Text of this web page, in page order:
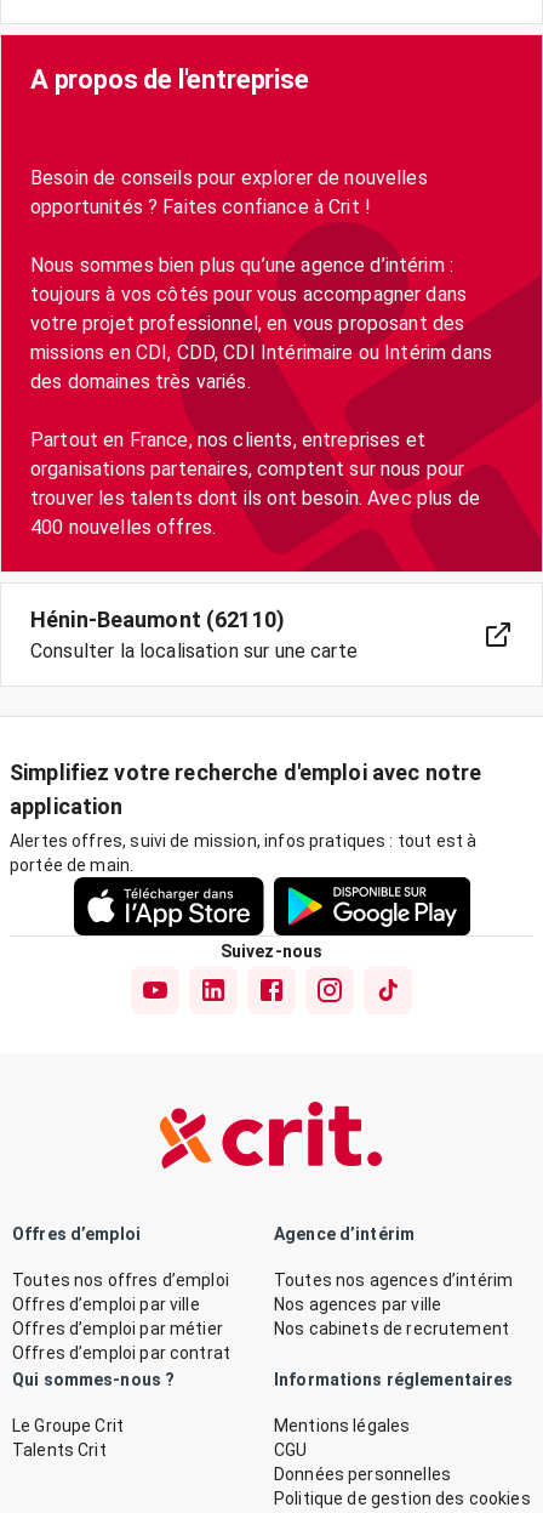
A propos de l'entreprise
Besoin de conseils pour explorer de nouvelles
opportunités ? Faites confiance à Crit !
Nous sommes bien plus qu’une agence d’intérim :
toujours à vos côtés pour vous accompagner dans
votre projet professionnel, en vous proposant des
missions en CDI, CDD, CDI Intérimaire ou Intérim dans
des domaines très variés.
Partout en France, nos clients, entreprises et
organisations partenaires, comptent sur nous pour
trouver les talents dont ils ont besoin. Avec plus de
400 nouvelles offres.
Hénin-Beaumont (62110)
Consulter la localisation sur une carte
Simplifiez votre recherche d'emploi avec notre
application
Alertes offres, suivi de mission, infos pratiques : tout est à
portée de main.
Suivez-nous
Offres d’emploi
Toutes nos offres d’emploi
Offres d’emploi par ville
Offres d’emploi par métier
Offres d’emploi par contrat
Agence d’intérim
Toutes nos agences d’intérim
Nos agences par ville
Nos cabinets de recrutement
Qui sommes-nous ?
Le Groupe Crit
Talents Crit
Informations réglementaires
Mentions légales
CGU
Données personnelles
Politique de gestion des cookies